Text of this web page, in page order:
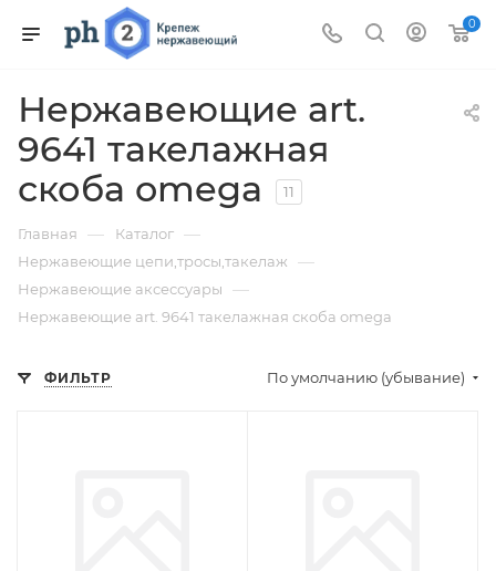
0
Нержавеющие art.
9641 такелажная
скоба omega
11
Главная — Каталог —
Нержавеющие цепи,тросы,такелаж —
Нержавеющие аксессуары —
Нержавеющие art. 9641 такелажная скоба omega
ФИЛЬТР По умолчанию (убывание)